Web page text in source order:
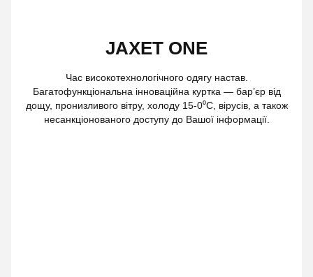
JAXET ONE
Час високотехнологічного одягу настав.
Багатофункціональна інноваційна куртка — бар’єр від
дощу, пронизливого вітру, холоду 15-0⁰С, вірусів, а також
несанкціонованого доступу до Вашої інформації.